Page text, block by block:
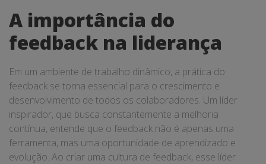
A importância do
feedback na liderança
Em um ambiente de trabalho dinâmico, a prática do
feedback se torna essencial para o crescimento e
desenvolvimento de todos os colaboradores. Um líder
inspirador, que busca constantemente a melhoria
contínua, entende que o feedback não é apenas uma
ferramenta, mas uma oportunidade de aprendizado e
evolução. Ao criar uma cultura de feedback, esse líder